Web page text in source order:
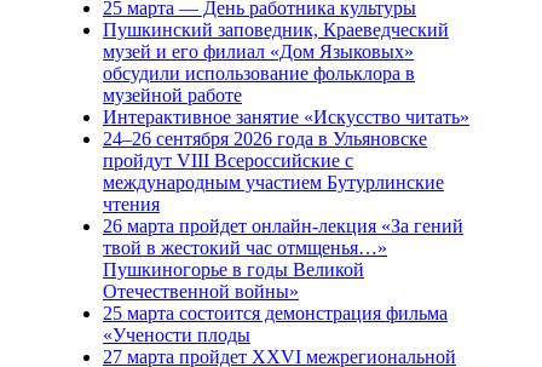
25 марта — День работника культуры
Пушкинский заповедник, Краеведческий
музей и его филиал «Дом Языковых»
обсудили использование фольклора в
музейной работе
Интерактивное занятие «Искусство читать»
24–26 сентября 2026 года в Ульяновске
пройдут VIII Всероссийские с
международным участием Бутурлинские
чтения
26 марта пройдет онлайн-лекция «За гений
твой в жестокий час отмщенья…»
Пушкиногорье в годы Великой
Отечественной войны»
25 марта состоится демонстрация фильма
«Учености плоды
27 марта пройдет XXVI межрегиональной